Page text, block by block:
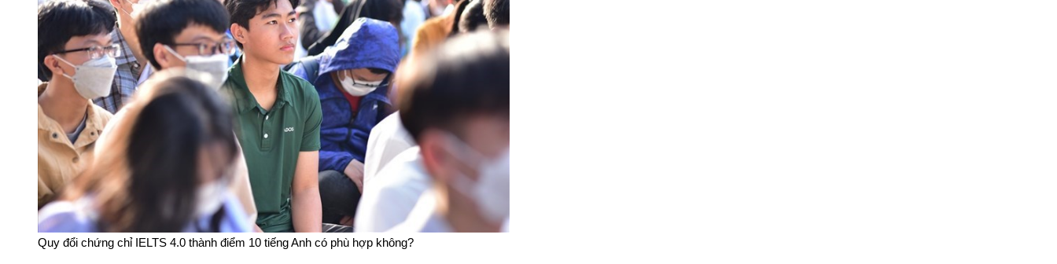
Quy đổi chứng chỉ IELTS 4.0 thành điểm 10 tiếng Anh có phù hợp không?